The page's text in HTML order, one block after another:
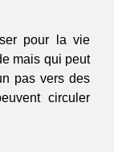
pour la vie
mais qui peut
pas vers des
circuler